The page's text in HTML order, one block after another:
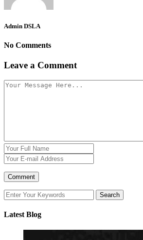
Admin DSLA
No Comments
Leave a Comment
Latest Blog